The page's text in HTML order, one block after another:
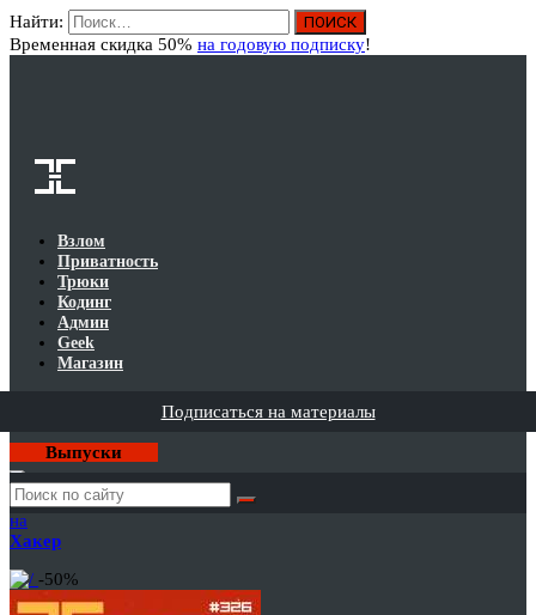
Найти:
Временная скидка 50% на годовую подписку!
Взлом
Приватность
Трюки
Кодинг
Админ
Geek
Магазин
Подписаться на материалы
Выпуски
Годовая
подписка
на
Хакер
-50%